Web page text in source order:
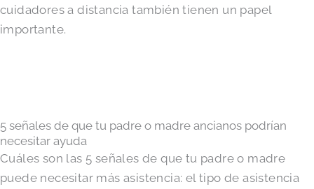
cuidadores a distancia también tienen un papel
importante.
5 señales de que tu padre o madre ancianos podrían
necesitar ayuda
Cuáles son las 5 señales de que tu padre o madre
puede necesitar más asistencia: el tipo de asistencia